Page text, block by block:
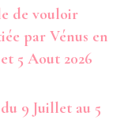
de vouloir
par Vénus en
5 Aout 2026
9 Juillet au 5